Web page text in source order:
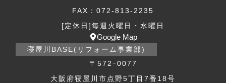
FAX：072-813-2235
[定休日]毎週火曜日・水曜日
Google Map
寝屋川BASE(リフォーム事業部)
〒572ｰ0077
大阪府寝屋川市点野5丁目7番18号